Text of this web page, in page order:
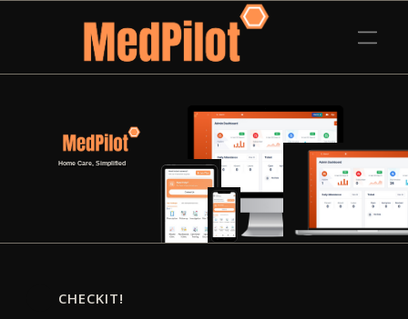
Home Care, Simplified
CHECKIT!